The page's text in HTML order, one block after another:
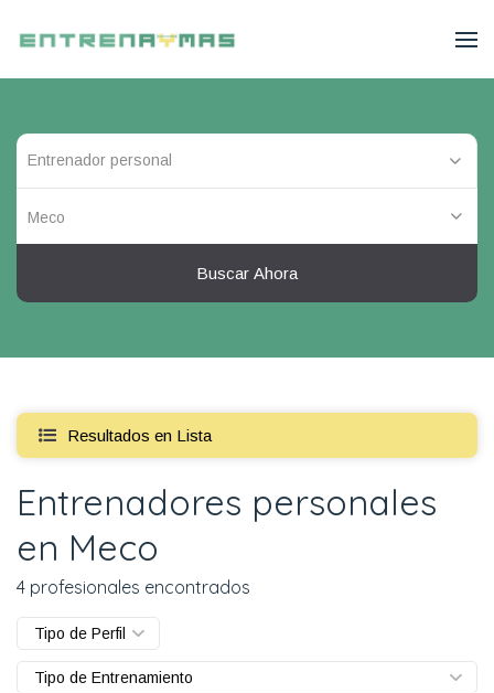
Meco
Buscar Ahora
Resultados en Lista
Entrenadores personales
en Meco
4 profesionales encontrados
Tipo de Perfil
Tipo de Entrenamiento